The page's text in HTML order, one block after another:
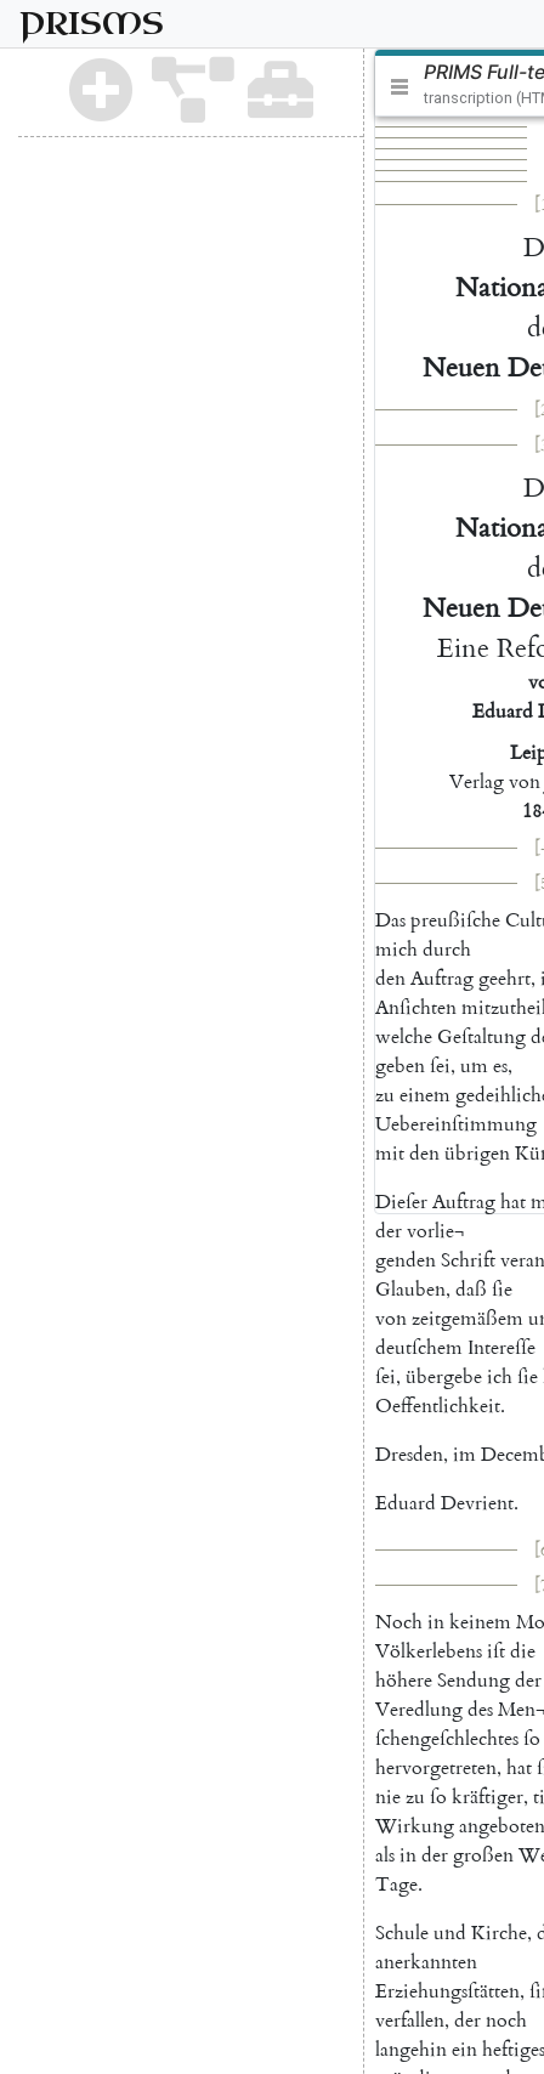
PRISMS
PRIMS Full-
transcription
Neuen
Neuen
Eine
Eduard
Verlagvon
Daspreußiſche
michdurch
denAuftraggeehrt,
Anſichten
welche Geſtaltung
gebenſei, umes,
zu einem
Uebereinſtimmung
mitdenübrigen
DieſerAuftraghat
dervorlie¬
gendenSchrift
Glauben, daß ſie
vonzeitgemäßem
deutſchem Intereſſe
ſei, übergebeichſie
Oeffentlichkeit.
Dresden, im
Eduard Devrient.
Nochinkeinem
Völkerlebensiſtdie
höhereSendungder
VeredlungdesMen¬
ſchengeſchlechtesſo
hervorgetreten, hat
niezu ſo kräftiger,
Wirkungangeboten
alsindergroßen
Tage.
Schuleund Kirche,
anerkannten
Erziehungsſtätten,
verfallen, dernoch
langehineinheftiges